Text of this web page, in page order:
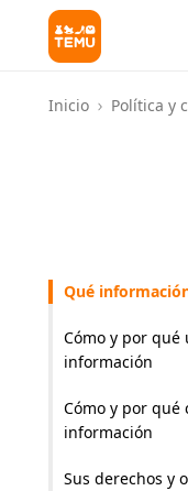
Inicio Política y
Qué
Cómo y por qué
información
Cómo y por qué
información
Sus derechos y